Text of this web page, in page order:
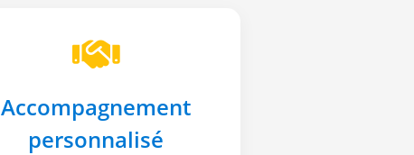
Accompagnement
personnalisé